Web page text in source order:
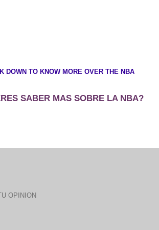
DOWN TO KNOW MORE OVER THE NBA
SABER MAS SOBRE LA NBA?
OPINION